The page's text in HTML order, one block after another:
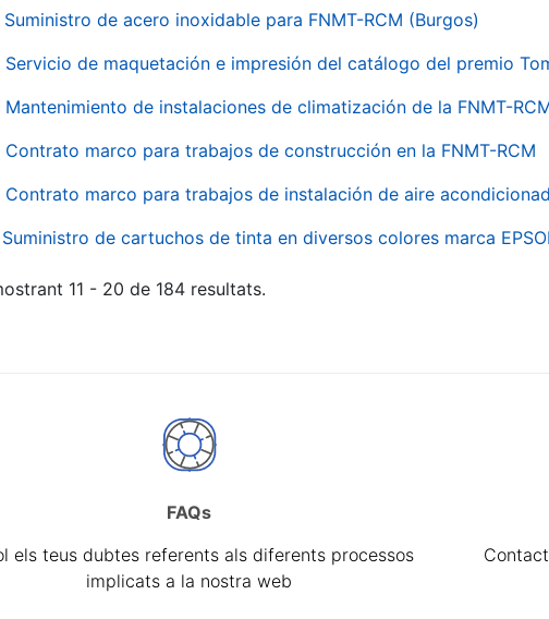
Suministro de acero inoxidable para FNMT-RCM (Burgos)
Servicio de maquetación e impresión del catálogo del premio
Mantenimiento de instalaciones de climatización de la FNMT-
Contrato marco para trabajos de construcción en la FNMT-RCM
Contrato marco para trabajos de instalación de aire
Suministro de cartuchos de tinta en diversos colores marca
11 - 20 de 184 resultats.
FAQs
els teus dubtes referents als diferents processos
implicats a la nostra web